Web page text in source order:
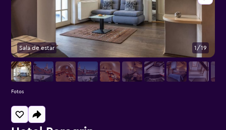
Sala de estar 1/19
Fotos